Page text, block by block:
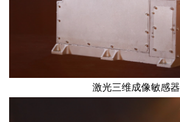
激光三维成像敏感器